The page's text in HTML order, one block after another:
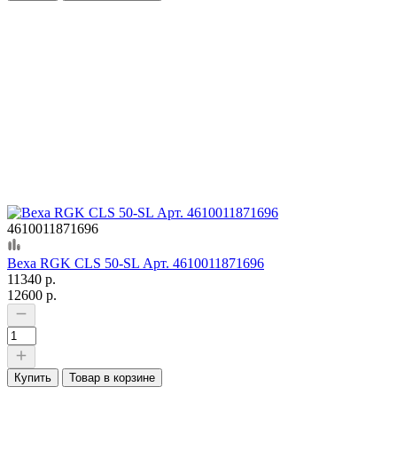
4610011871696
Веха RGK CLS 50-SL Арт. 4610011871696
11340 р.
12600 р.
Купить Товар в корзине